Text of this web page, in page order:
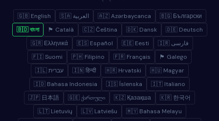
🇬🇧 English 🇸🇦 العربية 🇦🇿 Azərbaycanca
🇧🇬 Български
🇧🇩 বাংলা
🏴 Català 🇨🇿 Čeština 🇩🇰 Dansk
🇩🇪 Deutsch
🇬🇷 Ελληνικά
🇪🇸 Español 🇪🇪 Eesti
🇮🇷 فارسی
🇫🇮 Suomi
🇵🇭 Filipino 🇫🇷 Français
🏴 Galego
🇮🇱 עברית
🇮🇳 हिन्दी 🇭🇷 Hrvatski
🇭🇺 Magyar
🇮🇩 Bahasa Indonesia
🇮🇸 Íslenska
🇮🇹 Italiano
🇯🇵 日本語
🇬🇪 ქართული 🇰🇿 Қазақша
🇰🇷 한국어
🇱🇹 Lietuvių
🇱🇻 Latviešu 🇲🇾 Bahasa Melayu